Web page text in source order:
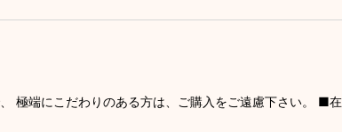
極端にこだわりのある方は、ご購入をご遠慮下さい。 ■